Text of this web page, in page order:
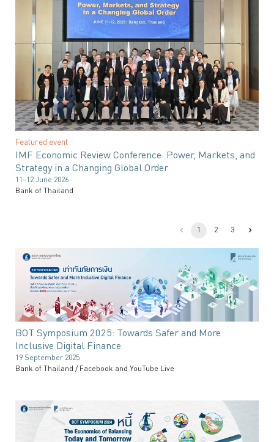
Featured event
IMF Economic Review Conference: Power, Markets, and
Strategy in a Changing Global Order
11–12 June 2026
Bank of Thailand
1 2 3
BOT Symposium 2025: Towards Safer and More
Inclusive Digital Finance
19 September 2025
Bank of Thailand / Facebook and YouTube Live